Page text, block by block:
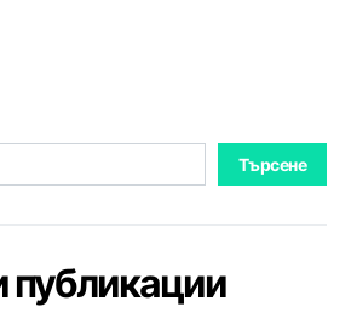
Търсене
публикации